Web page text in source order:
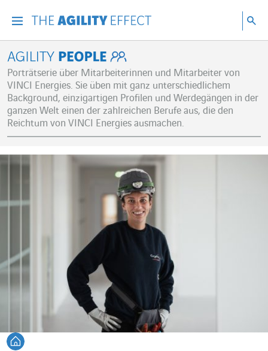
Agility People
Porträtserie über Mitarbeiterinnen und Mitarbeiter von
VINCI Energies. Sie üben mit ganz unterschiedlichem
Background, einzigartigen Profilen und Werdegängen in der
ganzen Welt einen der zahlreichen Berufe aus, die den
Reichtum von VINCI Energies ausmachen.
Zurück zur Startseite